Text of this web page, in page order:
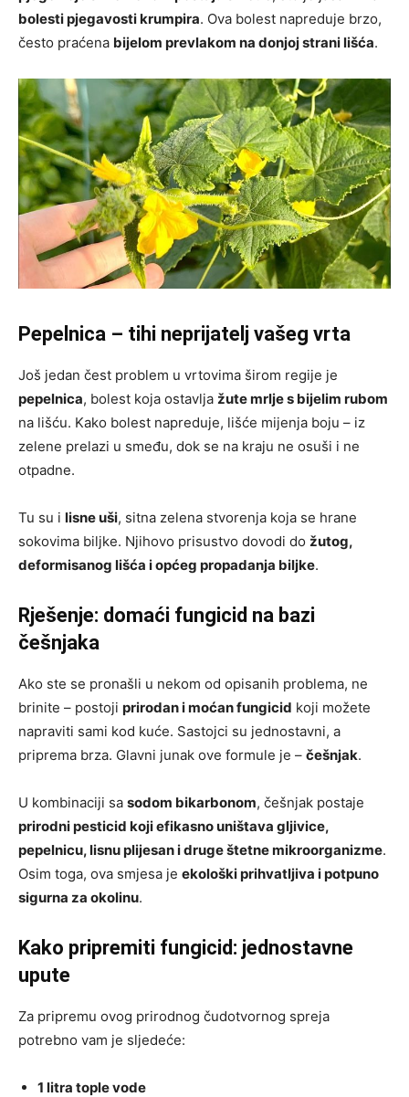
bolesti pjegavosti krumpira. Ova bolest napreduje brzo,
često praćena bijelom prevlakom na donjoj strani lišća.
Pepelnica – tihi neprijatelj vašeg vrta
Još jedan čest problem u vrtovima širom regije je
pepelnica, bolest koja ostavlja žute mrlje s bijelim rubom
na lišću. Kako bolest napreduje, lišće mijenja boju – iz
zelene prelazi u smeđu, dok se na kraju ne osuši i ne
otpadne.
Tu su i lisne uši, sitna zelena stvorenja koja se hrane
sokovima biljke. Njihovo prisustvo dovodi do žutog,
deformisanog lišća i općeg propadanja biljke.
Rješenje: domaći fungicid na bazi
češnjaka
Ako ste se pronašli u nekom od opisanih problema, ne
brinite – postoji prirodan i moćan fungicid koji možete
napraviti sami kod kuće. Sastojci su jednostavni, a
priprema brza. Glavni junak ove formule je – češnjak.
U kombinaciji sa sodom bikarbonom, češnjak postaje
prirodni pesticid koji efikasno uništava gljivice,
pepelnicu, lisnu plijesan i druge štetne mikroorganizme.
Osim toga, ova smjesa je ekološki prihvatljiva i potpuno
sigurna za okolinu.
Kako pripremiti fungicid: jednostavne
upute
Za pripremu ovog prirodnog čudotvornog spreja
potrebno vam je sljedeće:
1 litra tople vode